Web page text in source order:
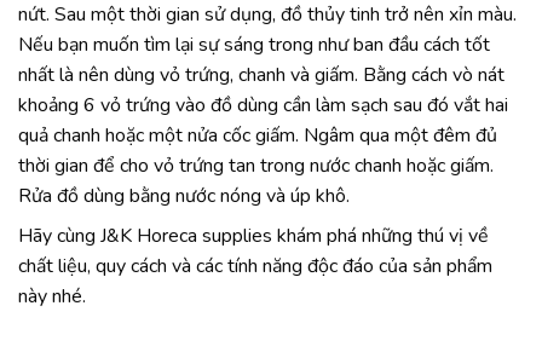
nứt. Sau một thời gian sử dụng, đồ thủy tinh trở nên xỉn màu.
Nếu bạn muốn tìm lại sự sáng trong như ban đầu cách tốt
nhất là nên dùng vỏ trứng, chanh và giấm. Bằng cách vò nát
khoảng 6 vỏ trứng vào đồ dùng cần làm sạch sau đó vắt hai
quả chanh hoặc một nửa cốc giấm. Ngâm qua một đêm đủ
thời gian để cho vỏ trứng tan trong nước chanh hoặc giấm.
Rửa đồ dùng bằng nước nóng và úp khô.
Hãy cùng J&K Horeca supplies khám phá những thú vị về
chất liệu, quy cách và các tính năng độc đáo của sản phẩm
này nhé.